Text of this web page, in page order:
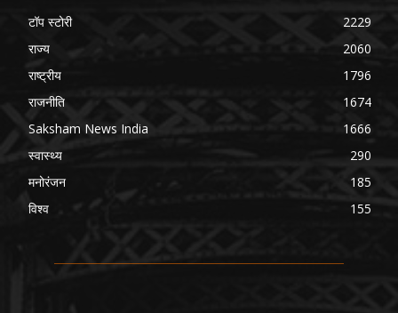
टॉप स्टोरी
2229
राज्य
2060
राष्ट्रीय
1796
राजनीति
1674
Saksham News India
1666
स्वास्थ्य
290
मनोरंजन
185
विश्व
155